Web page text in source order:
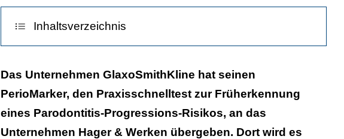
Inhaltsverzeichnis
Prophylaxe-Linie sinnvoll ergänzt
Das Unternehmen GlaxoSmithKline hat seinen
PerioMarker, den Praxisschnelltest zur Früherkennung
eines Parodontitis-Progressions-Risikos, an das
Unternehmen Hager & Werken übergeben. Dort wird es